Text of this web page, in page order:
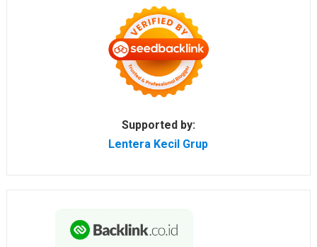
Supported by:
Lentera Kecil Grup